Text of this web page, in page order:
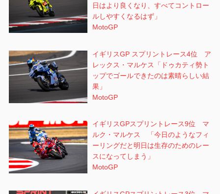
日はより良くなり、すべてコントロー
ルしやすくなるはず」
MotoGP
イギリスGP スプリントレース4位 ア
レックス・マルケス「ドゥカティ勢ト
ップでゴールできたのは素晴らしい結
果」
MotoGP
イギリスGPスプリントレース9位 マ
ルク・マルケス 「今日のようなフィ
ーリングだと明日は生存のためのレー
スになってしまう」
MotoGP